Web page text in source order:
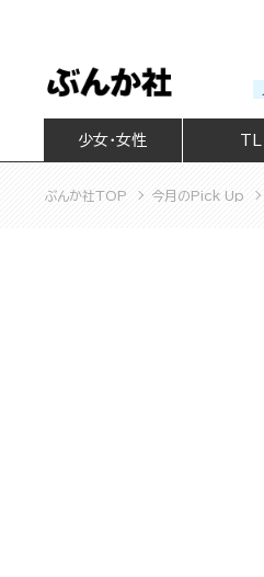
少女・女性
ぶんか社TOP 今月のPick Up